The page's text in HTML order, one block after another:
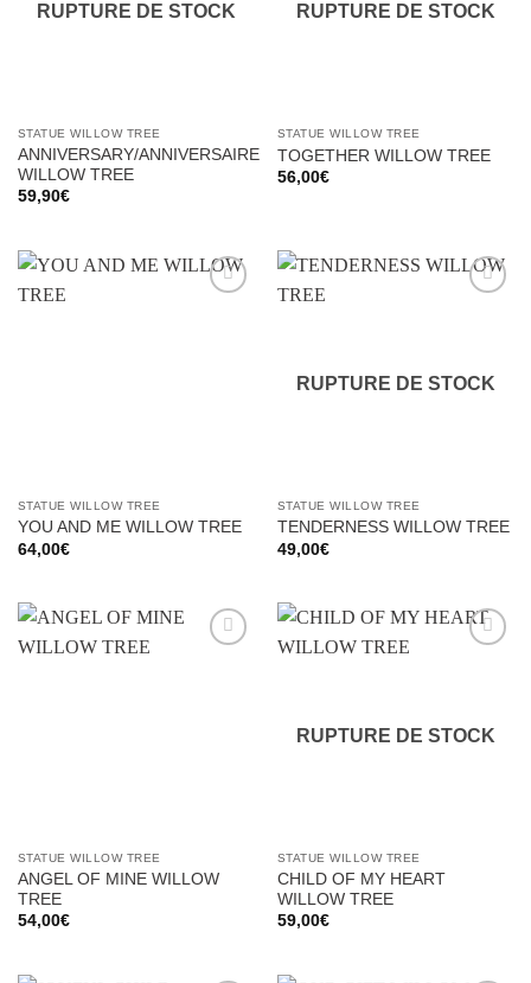
RUPTURE DE STOCK
STATUE WILLOW TREE
ANNIVERSARY/ANNIVERSAIRE
WILLOW TREE
59,90€
RUPTURE DE STOCK
STATUE WILLOW TREE
TOGETHER WILLOW TREE
56,00€
STATUE WILLOW TREE
YOU AND ME WILLOW TREE
64,00€
RUPTURE DE STOCK
STATUE WILLOW TREE
TENDERNESS WILLOW TREE
49,00€
STATUE WILLOW TREE
ANGEL OF MINE WILLOW
TREE
54,00€
RUPTURE DE STOCK
STATUE WILLOW TREE
CHILD OF MY HEART
WILLOW TREE
59,00€